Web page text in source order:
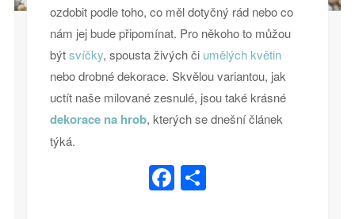
ozdobit podle toho, co měl dotyčný rád nebo co
nám jej bude připomínat. Pro někoho to můžou
býtsvíčky, spousta živých či umělých květin
nebo drobné dekorace. Skvělou variantou, jak
uctít naše milované zesnulé, jsou také krásné
dekorace na hrob, kterých se dnešní článek
týká.
Facebook
Share